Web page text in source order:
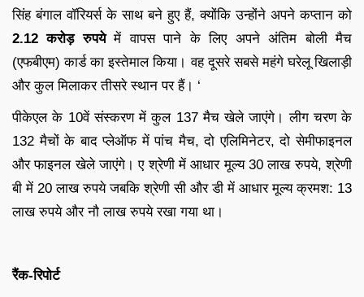
सिंह बंगाल वॉरियर्स के साथ बने हुए हैं, क्योंकि उन्होंने अपने कप्तान को
2.12 करोड़ रुपयेमें वापस पाने के लिए अपने अंतिम बोली मैच
(एफबीएम) कार्ड का इस्तेमाल किया। वह दूसरे सबसे महंगे घरेलू खिलाड़ी
और कुल मिलाकर तीसरे स्थान पर हैं। ‘
पीकेएल के 10वें संस्करण में कुल 137 मैच खेले जाएंगे। लीग चरण के
132 मैचों के बाद प्लेऑफ में पांच मैच, दो एलिमिनेटर, दो सेमीफाइनल
और फाइनल खेले जाएंगे। ए श्रेणी में आधार मूल्य 30 लाख रुपये, श्रेणी
बी में 20 लाख रुपये जबकि श्रेणी सी और डी में आधार मूल्य क्रमश: 13
लाख रुपये और नौ लाख रुपये रखा गया था।
रैंक-रिपोर्ट